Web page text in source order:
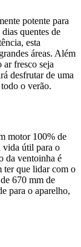
potente para
quentes de
esta
áreas. Além
ar fresco seja
desfrutar de uma
o verão.
motor 100% de
vida útil para o
da ventoinha é
ter que lidar com o
670 mm de
para o aparelho,